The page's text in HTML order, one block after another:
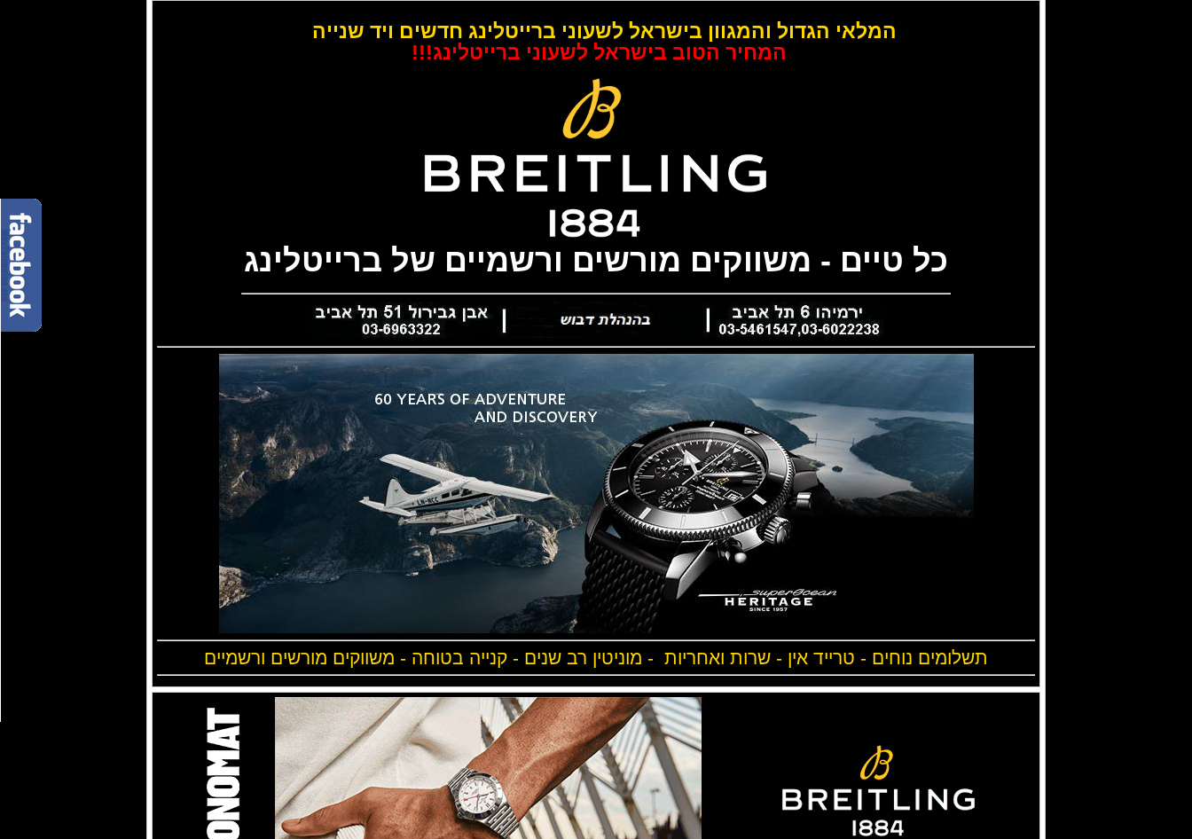
המלאי הגדול והמגוון בישראל לשעוני ברייטלינג חדשים ויד שנייה
המחיר הטוב בישראל לשעוני ברייטלינג!!!
כל טיים - משווקים מורשים ורשמיים של ברייטלינג
תשלומים נוחים - טרייד אין - שרות ואחריות - מוניטין רב שנים - קנייה בטוחה - משווקים מורשים ורשמיים